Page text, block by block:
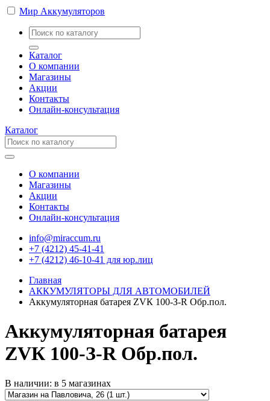
Мир Аккумуляторов
Каталог
О компании
Магазины
Акции
Контакты
Онлайн-консультация
Каталог
О компании
Магазины
Акции
Контакты
Онлайн-консультация
info@miraccum.ru
+7 (4212) 45-41-41
+7 (4212) 46-10-41 для юр.лиц
Главная
АККУМУЛЯТОРЫ ДЛЯ АВТОМОБИЛЕЙ
Аккумуляторная батарея ZVК 100-З-R Обр.пол.
Аккумуляторная батарея
ZVК 100-З-R Обр.пол.
В наличии: в 5 магазинах